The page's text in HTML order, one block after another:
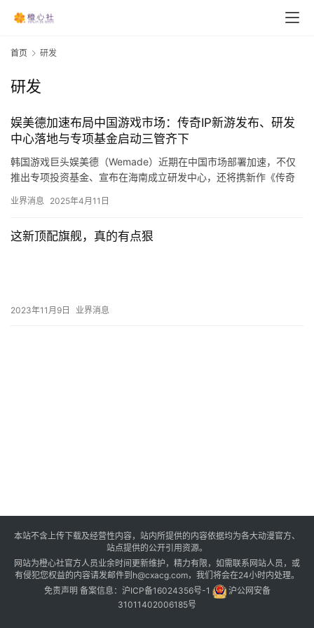
首页 研发
研发
娱美德加速布局中国游戏市场：传奇IP新游发布、研发
中心落地与专项基金启动三管齐下
韩国游戏巨头娱美德（Wemade）近期在中国市场部署加速，不仅
推出专项投资基金、宣布在海南成立研发中心，还将携新作《传奇
举…
业界消息 2025年4月11日
这新顶配旗舰，真的有点狠
2023年11月9日 业界消息
本站不含上传下载及经营性内容，站内所提供的内容依据均为各大动漫官方、
站点提供的公开引用资源。
网站为橙心社官方人员业余时间更新维护，精力有限，如需联系网站人员，或
有侵犯您权益的内容请发邮件到h@cxacg.com，我们将会在24小时内处理。
免责声明 备案信息： 沪ICP备16024356号-1
沪公网安备
31011402006185号